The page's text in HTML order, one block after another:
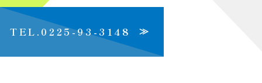
TEL.0225-93-3148
≫